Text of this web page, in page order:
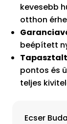
kevesebb
otthon
beépített
pontos és
teljes
Ecser